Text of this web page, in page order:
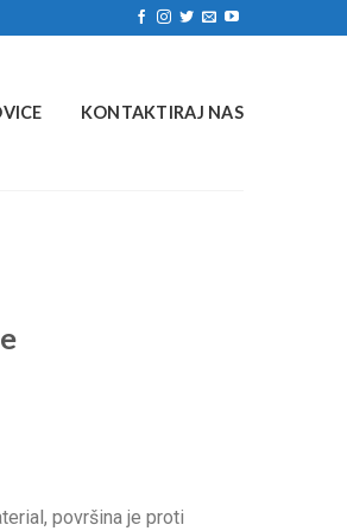
KONTAKTIRAJ NAS
, površina je proti